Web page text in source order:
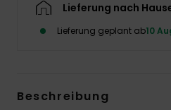
Lieferung nach
Lieferung geplant ab10
Beschreibung